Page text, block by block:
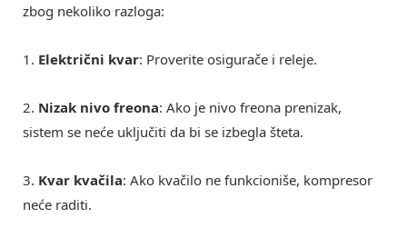
zbog nekoliko razloga:
1. Električni kvar: Proverite osigurače i releje.
2. Nizak nivo freona: Ako je nivo freona prenizak,
sistem se neće uključiti da bi se izbegla šteta.
3. Kvar kvačila: Ako kvačilo ne funkcioniše, kompresor
neće raditi.